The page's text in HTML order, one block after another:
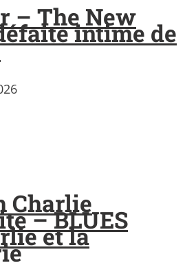
– The New
intime de
Charlie
– BLUES
et la